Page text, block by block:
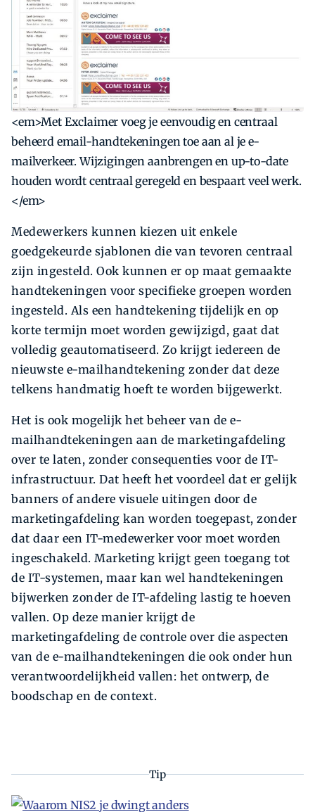
<em>Met Exclaimer voeg je eenvoudig en centraal
beheerd email-handtekeningen toe aan al je e-
mailverkeer. Wijzigingen aanbrengen en up-to-date
houden wordt centraal geregeld en bespaart veel werk.
</em>
Medewerkers kunnen kiezen uit enkele
goedgekeurde sjablonen die van tevoren centraal
zijn ingesteld. Ook kunnen er op maat gemaakte
handtekeningen voor specifieke groepen worden
ingesteld. Als een handtekening tijdelijk en op
korte termijn moet worden gewijzigd, gaat dat
volledig geautomatiseerd. Zo krijgt iedereen de
nieuwste e-mailhandtekening zonder dat deze
telkens handmatig hoeft te worden bijgewerkt.
Het is ook mogelijk het beheer van de e-
mailhandtekeningen aan de marketingafdeling
over te laten, zonder consequenties voor de IT-
infrastructuur. Dat heeft het voordeel dat er gelijk
banners of andere visuele uitingen door de
marketingafdeling kan worden toegepast, zonder
dat daar een IT-medewerker voor moet worden
ingeschakeld. Marketing krijgt geen toegang tot
de IT-systemen, maar kan wel handtekeningen
bijwerken zonder de IT-afdeling lastig te hoeven
vallen. Op deze manier krijgt de
marketingafdeling de controle over die aspecten
van de e-mailhandtekeningen die ook onder hun
verantwoordelijkheid vallen: het ontwerp, de
boodschap en de context.
Tip